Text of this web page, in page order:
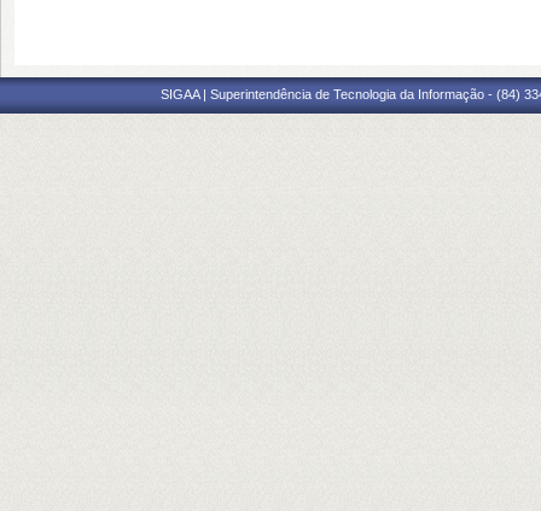
SIGAA | Superintendência de Tecnologia da Informação - (84)